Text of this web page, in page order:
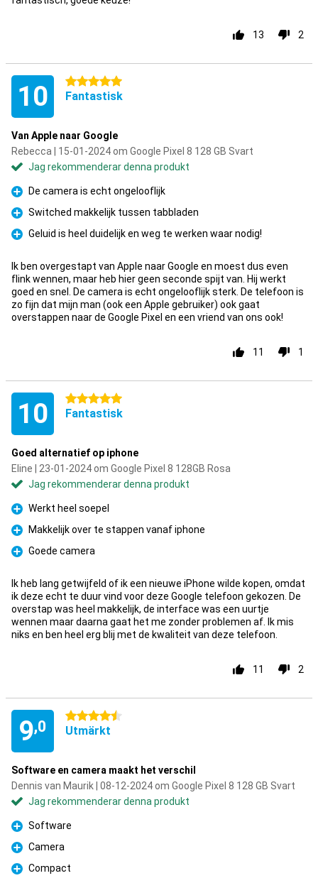
13 2
10 5 stjärnor
Fantastisk
Van Apple naar Google
Rebecca | 15-01-2024 om Google Pixel 8 128 GB Svart
Jag rekommenderar denna produkt
Fördelar
De camera is echt ongelooflijk
Fördelar
Switched makkelijk tussen tabbladen
Fördelar
Geluid is heel duidelijk en weg te werken waar nodig!
Ik ben overgestapt van Apple naar Google en moest dus even
flink wennen, maar heb hier geen seconde spijt van. Hij werkt
goed en snel. De camera is echt ongelooflijk sterk. De telefoon is
zo fijn dat mijn man (ook een Apple gebruiker) ook gaat
overstappen naar de Google Pixel en een vriend van ons ook!
11 1
10 5 stjärnor
Fantastisk
Goed alternatief op iphone
Eline | 23-01-2024 om Google Pixel 8 128GB Rosa
Jag rekommenderar denna produkt
Fördelar
Werkt heel soepel
Fördelar
Makkelijk over te stappen vanaf iphone
Fördelar
Goede camera
Ik heb lang getwijfeld of ik een nieuwe iPhone wilde kopen, omdat
ik deze echt te duur vind voor deze Google telefoon gekozen. De
overstap was heel makkelijk, de interface was een uurtje
wennen maar daarna gaat het me zonder problemen af. Ik mis
niks en ben heel erg blij met de kwaliteit van deze telefoon.
11 2
9,0
4.5 stjärnor
Utmärkt
Software en camera maakt het verschil
Dennis van Maurik | 08-12-2024 om Google Pixel 8 128 GB Svart
Jag rekommenderar denna produkt
Fördelar
Software
Fördelar
Camera
Fördelar
Compact